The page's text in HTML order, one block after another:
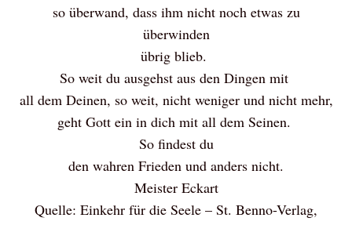
so überwand, dass ihm nicht noch etwas zu
überwinden
übrig blieb.
So weit du ausgehst aus den Dingen mit
all dem Deinen, so weit, nicht weniger und nicht mehr,
geht Gott ein in dich mit all dem Seinen.
So findest du
den wahren Frieden und anders nicht.
Meister Eckart
Quelle: Einkehr für die Seele – St. Benno-Verlag,